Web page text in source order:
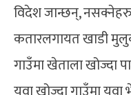
विदेश जान्छन्, नसक्नेहरु
कतारलगायत खाडी
गाउँमा खेताला